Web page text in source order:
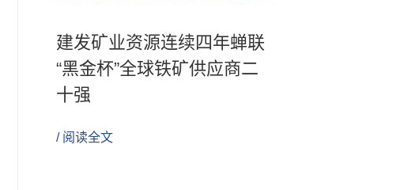
建发矿业资源连续四年蝉联
“黑金杯”全球铁矿供应商二
十强
/ 阅读全文